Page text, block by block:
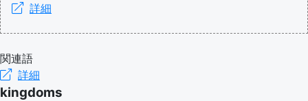
詳細
関連語
詳細
kingdoms